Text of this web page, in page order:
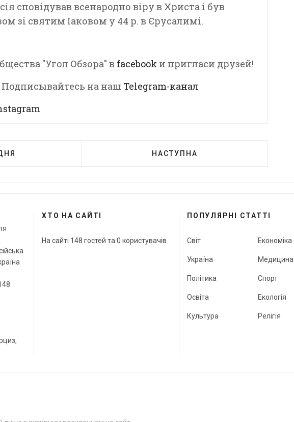
сповідував всенародно віру в Христа і був
зі святим Іаковом у 44 р. в Єрусалимі.
"Угол Обзора" в facebook и пригласи друзей!
Подписывайтесь на наш Telegram-канал
НАСТУПНА
ХТО НА САЙТІ
На сайті 148 гостей та 0 користувачів
ПОПУЛЯРНІ СТАТТІ
Світ
Україна
Політика
Освіта
Культура
Економіка
Медицина
Спорт
Екологія
Релігія